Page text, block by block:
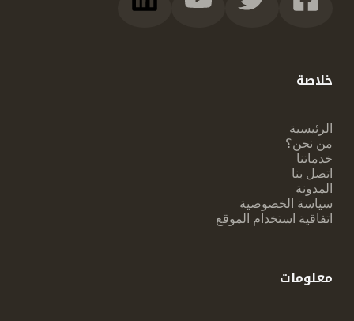
خلاصة
الرئيسية
من نحن؟
خدماتنا
اتصل بنا
المدونة
سياسة الخصوصية
اتفاقية استخدام الموقع
معلومات